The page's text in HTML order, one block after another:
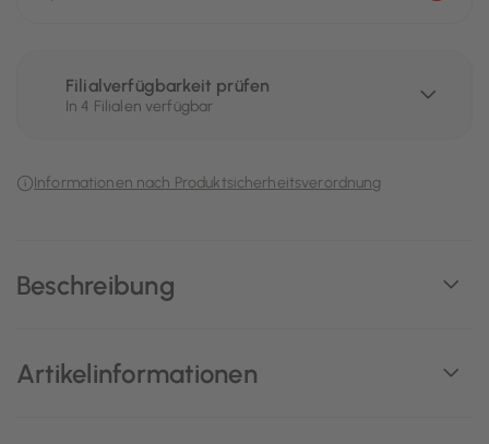
Beschreibung
Artikelinformationen
Filialverfügbarkeit prüfen
In 4 Filialen verfügbar
Informationen nach Produktsicherheitsverordnung